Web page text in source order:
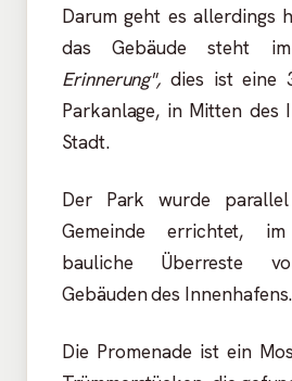
Darum geht es allerdings
das Gebäude steht
Erinnerung", dies ist eine
Parkanlage, in Mitten des
Stadt.
Der Park wurde
Gemeinde errichtet,
bauliche Überreste
Gebäuden des Innenhafens.
Die Promenade ist ein